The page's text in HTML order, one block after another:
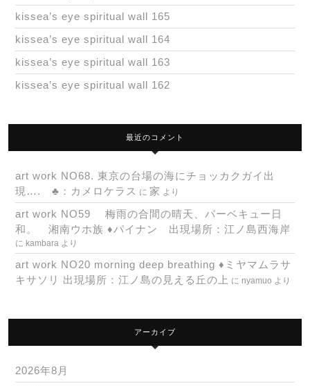
kissea’s eye spiritual wall 165
kissea’s eye spiritual wall 164
kissea’s eye spiritual wall 163
kissea’s eye spiritual wall 162
最近のコメント
art work NO68. 東京の台場の海にチョッカクガイ出
現…. ♣：カメロケラス に 家 より
art work NO59 梅雨の合間の晴天、バーベキュー日
和。 湘南ウホ族 ♦パイナン 出現場所：江ノ島西海岸
に kambara より
art work NO20 morning deep breathing ♦ミヤマムラサ
キサソリ 出現場所：江ノ島の見える丘の上 に nyamuo より
アーカイブ
2026年8月